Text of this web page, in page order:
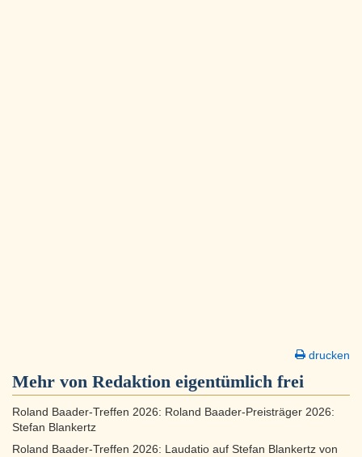
drucken
Mehr von Redaktion eigentümlich frei
Roland Baader-Treffen 2026: Roland Baader-Preisträger 2026:
Stefan Blankertz
Roland Baader-Treffen 2026: Laudatio auf Stefan Blankertz von